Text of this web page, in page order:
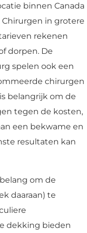
binnen Canada
in grotere
rekenen
dorpen. De
spelen ook een
chirurgen
belangrijk om de
tegen de kosten,
een bekwame en
resultaten kan
om de
daaraan) te
dekking bieden